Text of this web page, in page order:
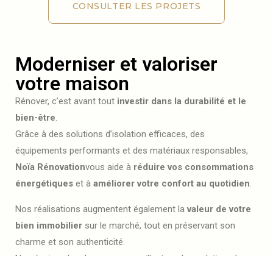
CONSULTER LES PROJETS
CONSULTER LES PROJETS
Moderniser et valoriser
votre maison
Rénover, c’est avant tout investir dans la durabilité et le
bien-être.
Grâce à des solutions d’isolation efficaces, des
équipements performants et des matériaux responsables,
Noïa Rénovationvous aide à réduire vos consommations
énergétiques et à améliorer votre confort au quotidien.
Nos réalisations augmentent également lavaleur de votre
bien immobilier sur le marché, tout en préservant son
charme et son authenticité.